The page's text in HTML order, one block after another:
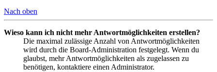
Nach oben
Wieso kann ich nicht mehr Antwortmöglichkeiten erstellen?
Die maximal zulässige Anzahl von Antwortmöglichkeiten
wird durch die Board-Administration festgelegt. Wenn du
glaubst, mehr Antwortmöglichkeiten als zugelassen zu
benötigen, kontaktiere einen Administrator.